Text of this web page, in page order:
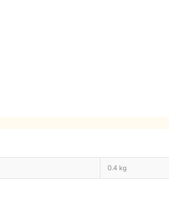
0.4 kg